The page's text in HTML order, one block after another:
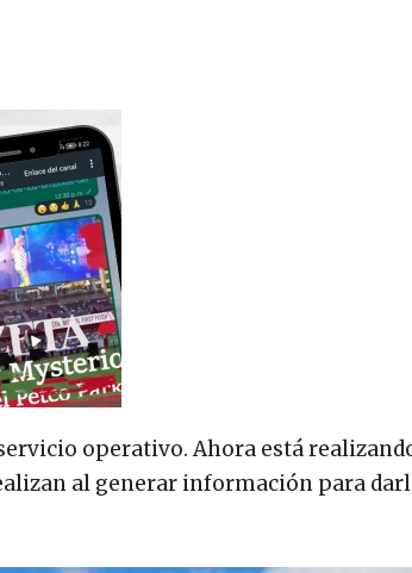
operativo. Ahora está
al generar información para